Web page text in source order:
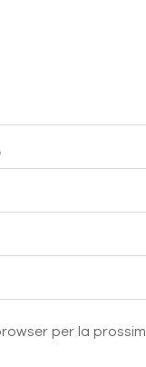
per la